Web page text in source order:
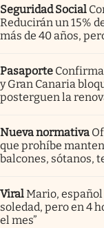
Seguridad Social
Reducirán un 15%
más de 40 años,
Pasaporte
y Gran Canaria
posterguen la
Nueva normativa
que prohíbe
balcones, sótanos,
ViralMario,
soledad, pero en 4
el mes”